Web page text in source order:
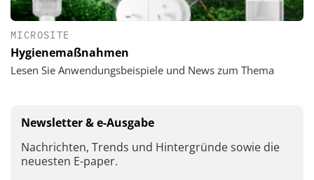
MICROSITE
Hygienemaßnahmen
Lesen Sie Anwendungsbeispiele und News zum Thema
Newsletter & e-Ausgabe
Nachrichten, Trends und Hintergründe sowie die
neuesten E-paper.